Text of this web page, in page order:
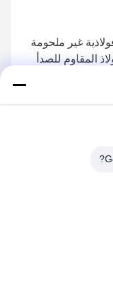
غير ملحومة
المقاوم للصدأ
على افضل سعر